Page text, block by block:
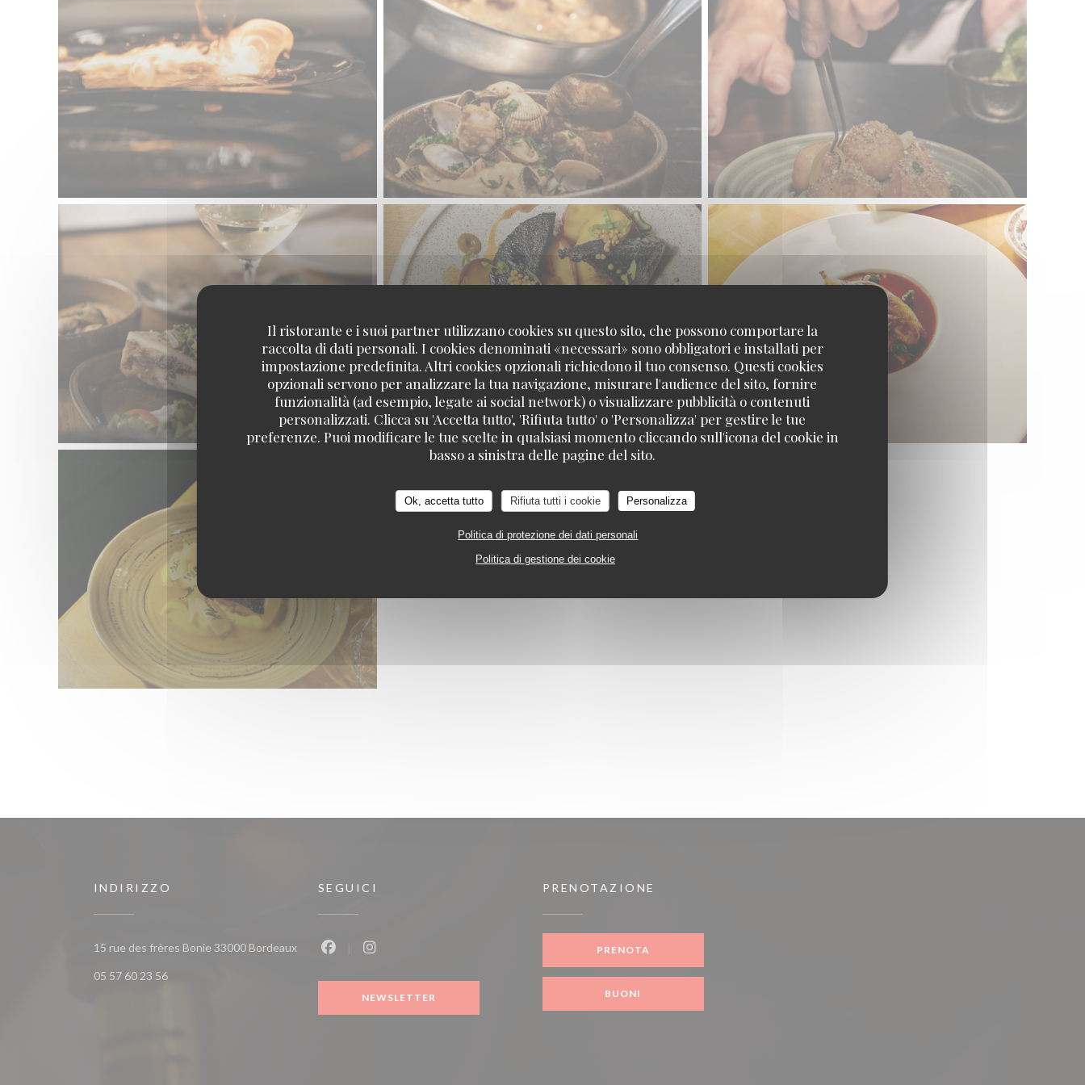
Il ristorante e i suoi partner utilizzano cookies su questo sito, che possono comportare la
raccolta di dati personali. I cookies denominati «necessari» sono obbligatori e installati per
impostazione predefinita. Altri cookies opzionali richiedono il tuo consenso. Questi cookies
opzionali servono per analizzare la tua navigazione, misurare l'audience del sito, fornire
funzionalità (ad esempio, legate ai social network) o visualizzare pubblicità o contenuti
personalizzati. Clicca su 'Accetta tutto', 'Rifiuta tutto' o 'Personalizza' per gestire le tue
preferenze. Puoi modificare le tue scelte in qualsiasi momento cliccando sull'icona del cookie in
basso a sinistra delle pagine del sito.
Ok, accetta tutto Rifiuta tutti i cookie Personalizza
Politica di protezione dei dati personali
Politica di gestione dei cookie
INDIRIZZO
15 rue des frères Bonie 33000 Bordeaux((apre una nuova finestra))
05 57 60 23 56
SEGUICI
NEWSLETTER
PRENOTAZIONE
PRENOTA
BUONI